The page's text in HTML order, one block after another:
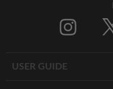
USER GUIDE